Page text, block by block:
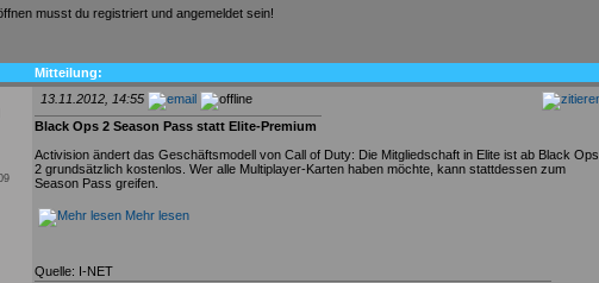
musst du registriert und angemeldet sein!
Mitteilung:
13.11.2012, 14:55
Black Ops 2 Season Pass statt Elite-Premium
Activision ändert das Geschäftsmodell von Call of Duty: Die Mitgliedschaft in Elite ist ab Black Ops
2 grundsätzlich kostenlos. Wer alle Multiplayer-Karten haben möchte, kann stattdessen zum
Season Pass greifen.
Mehr lesen
Quelle: I-NET